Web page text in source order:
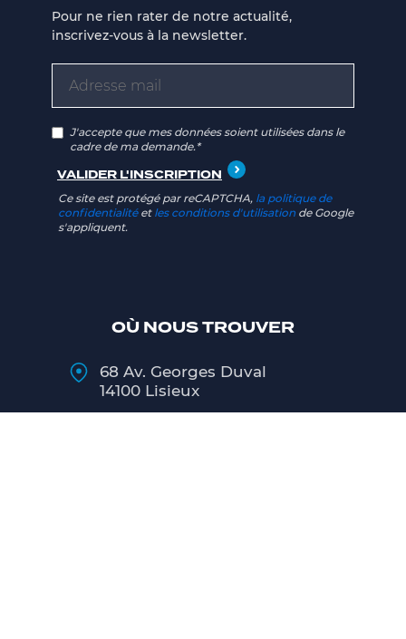
OÙ NOUS TROUVER
68 Av. Georges Duval
14100 Lisieux
Pour ne rien rater de notre actualité,
inscrivez-vous à la newsletter.
J'accepte que mes données soient utilisées dans le
cadre de ma demande.*
Ce site est protégé par reCAPTCHA, la politique de
confidentialitéet les conditions d'utilisation de Google
s'appliquent.